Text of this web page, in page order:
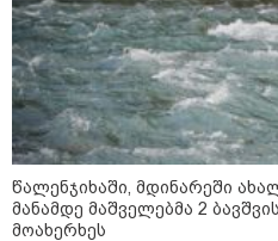
კონფლიქტები
წალენჯიხაში, მდინარეში
მანამდე მაშველებმა 2
მოახერხეს